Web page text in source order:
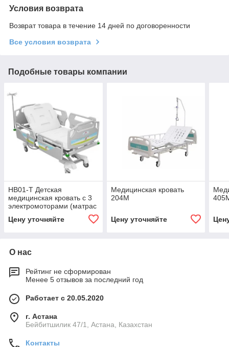
Условия возврата
Возврат товара в течение 14 дней по договоренности
Все условия возврата
Подобные товары компании
HB01-T Детская
медицинская кровать c 3
электромоторами (матрас
и штатив для капельницы
в комплекте)
Цену уточняйте
Медицинская кровать
204M
Цену уточняйте
О нас
Рейтинг не сформирован
Менее 5 отзывов за последний год
Работает с 20.05.2020
г. Астана
Бейбитшилик 47/1, Астана, Казахстан
Контакты